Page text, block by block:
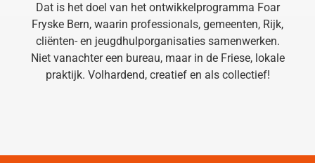
Dat is het doel van het ontwikkelprogramma Foar
Fryske Bern, waarin professionals, gemeenten, Rijk,
cliënten- en jeugdhulporganisaties samenwerken.
Niet vanachter een bureau, maar in de Friese, lokale
praktijk. Volhardend, creatief en als collectief!